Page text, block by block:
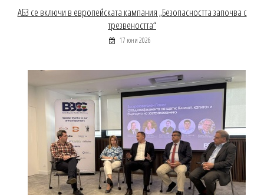
АБЗ се включи в европейската кампания „Безопасността започва с
трезвеността“
17 юни 2026